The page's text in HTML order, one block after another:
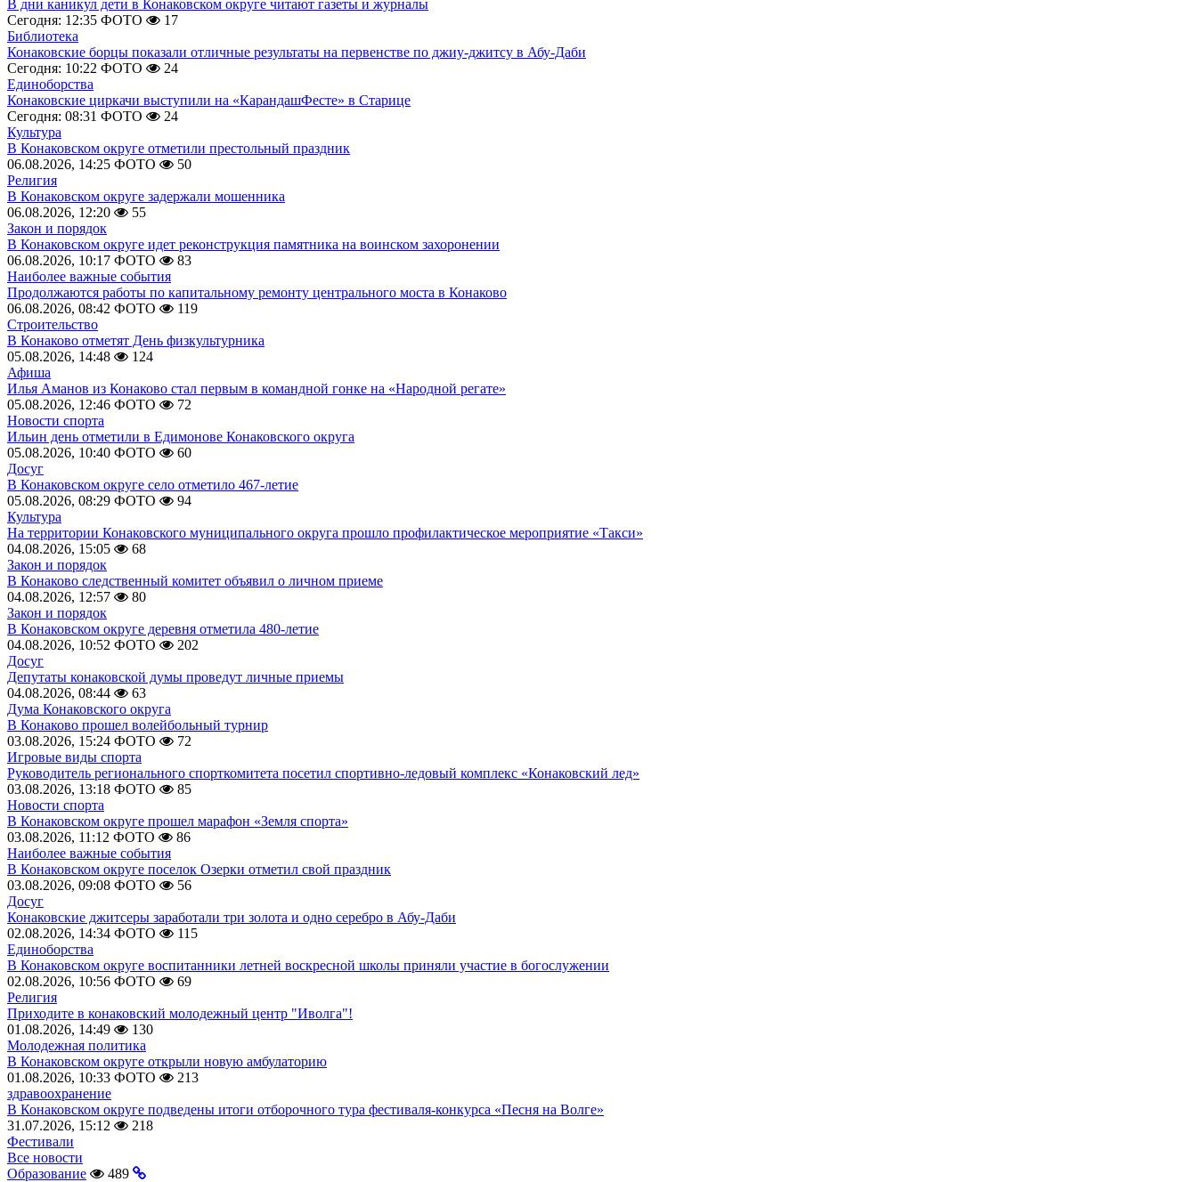
В дни каникул дети в Конаковском округе читают газеты и журналы
Сегодня: 12:35 ФОТО
17
Библиотека
Конаковские борцы показали отличные результаты на первенстве по джиу-джитсу в Абу-Даби
Сегодня: 10:22 ФОТО
24
Единоборства
Конаковские циркачи выступили на «КарандашФесте» в Старице
Сегодня: 08:31 ФОТО
24
Культура
В Конаковском округе отметили престольный праздник
06.08.2026, 14:25 ФОТО
50
Религия
В Конаковском округе задержали мошенника
06.08.2026, 12:20
55
Закон и порядок
В Конаковском округе идет реконструкция памятника на воинском захоронении
06.08.2026, 10:17 ФОТО
83
Наиболее важные события
Продолжаются работы по капитальному ремонту центрального моста в Конаково
06.08.2026, 08:42 ФОТО
119
Строительство
В Конаково отметят День физкультурника
05.08.2026, 14:48
124
Афиша
Илья Аманов из Конаково стал первым в командной гонке на «Народной регате»
05.08.2026, 12:46 ФОТО
72
Новости спорта
Ильин день отметили в Едимонове Конаковского округа
05.08.2026, 10:40 ФОТО
60
Досуг
В Конаковском округе село отметило 467-летие
05.08.2026, 08:29 ФОТО
94
Культура
На территории Конаковского муниципального округа прошло профилактическое мероприятие «Такси»
04.08.2026, 15:05
68
Закон и порядок
В Конаково следственный комитет объявил о личном приеме
04.08.2026, 12:57
80
Закон и порядок
В Конаковском округе деревня отметила 480-летие
04.08.2026, 10:52 ФОТО
202
Досуг
Депутаты конаковской думы проведут личные приемы
04.08.2026, 08:44
63
Дума Конаковского округа
В Конаково прошел волейбольный турнир
03.08.2026, 15:24 ФОТО
72
Игровые виды спорта
Руководитель регионального спорткомитета посетил спортивно-ледовый комплекс «Конаковский лед»
03.08.2026, 13:18 ФОТО
85
Новости спорта
В Конаковском округе прошел марафон «Земля спорта»
03.08.2026, 11:12 ФОТО
86
Наиболее важные события
В Конаковском округе поселок Озерки отметил свой праздник
03.08.2026, 09:08 ФОТО
56
Досуг
Конаковские джитсеры заработали три золота и одно серебро в Абу-Даби
02.08.2026, 14:34 ФОТО
115
Единоборства
В Конаковском округе воспитанники летней воскресной школы приняли участие в богослужении
02.08.2026, 10:56 ФОТО
69
Религия
Приходите в конаковский молодежный центр "Иволга"!
01.08.2026, 14:49
130
Молодежная политика
В Конаковском округе открыли новую амбулаторию
01.08.2026, 10:33 ФОТО
213
здравоохранение
В Конаковском округе подведены итоги отборочного тура фестиваля-конкурса «Песня на Волге»
31.07.2026, 15:12
218
Фестивали
Все новости
Образование
489